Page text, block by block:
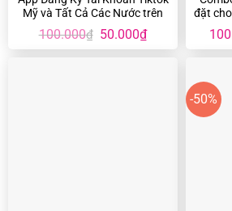
Mỹ và Tất Cả Các Nước trên
android
100.000₫ Giá
50.000₫Giá
hiện
50.000₫.
đặt
-50%